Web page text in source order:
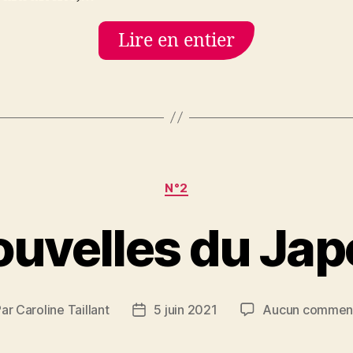
Lire en entier
Catégories
N°2
du
Caroline Taillant
Date5 juin 2021 Aucun